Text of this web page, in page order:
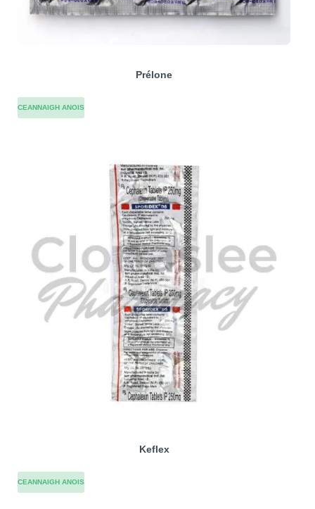
Prélone
CEANNAIGH ANOIS
Keflex
CEANNAIGH ANOIS